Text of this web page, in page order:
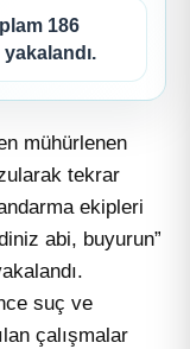
186
mühürlenen
tekrar
ekipleri
abi, buyurun”
suç ve
çalışmalar